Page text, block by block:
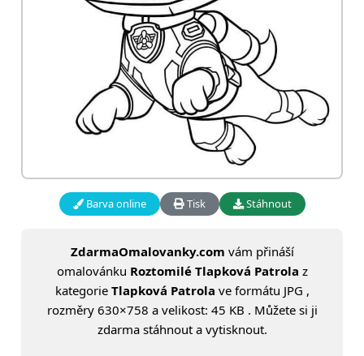
Barva online Tisk Stáhnout
ZdarmaOmalovanky.com vám přináší
omalovánku Roztomilé Tlapková Patrola z
kategorie Tlapková Patrola ve formátu JPG ,
rozměry 630×758 a velikost: 45 KB . Můžete si ji
zdarma stáhnout a vytisknout.